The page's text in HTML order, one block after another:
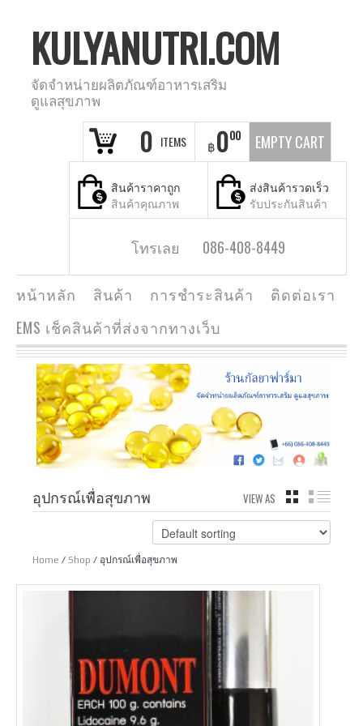
KULYANUTRI.COM
จัดจำหน่ายผลิตภัณฑ์อาหารเสริม
ดูแลสุขภาพ
0 ITEMS ฿000 EMPTY CART
สินค้าราคาถูก
สินค้าคุณภาพ
ส่งสินค้ารวดเร็ว
รับประกันสินค้า
โทรเลย 086-408-8449
หน้าหลัก สินค้า การชำระสินค้า
ติดต่อเรา
EMS เช็คสินค้าที่ส่งจากทางเว็บ
อุปกรณ์เพื่อสุขภาพ VIEW AS GRID
Home / Shop / อุปกรณ์เพื่อสุขภาพ